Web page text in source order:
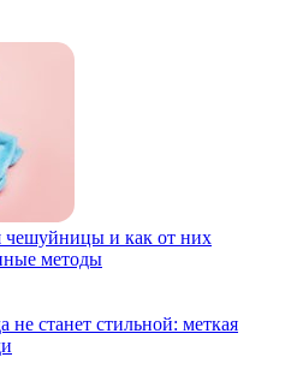
чешуйницы и как от них
методы
станет стильной: меткая